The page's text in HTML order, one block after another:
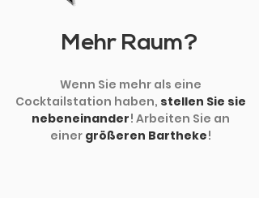
Mehr Raum?
Wenn Sie mehr als eine
Cocktailstation haben, stellen Sie sie
nebeneinander! Arbeiten Sie an
einer größeren Bartheke!